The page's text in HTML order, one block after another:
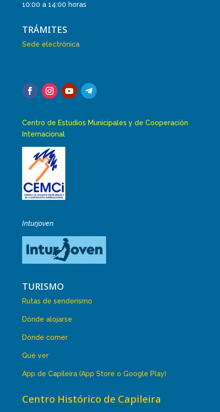
10:00 a 14:00 horas
TRÁMITES
Sede electrónica
Centro de Estudios Municipales y de Cooperación
Internacional
Inturjoven
TURISMO
Rutas de senderismo
Dónde alojarse
Dónde comer
Qué ver
App de Capileira (App Store o Google Play)
Centro Histórico de Capileira